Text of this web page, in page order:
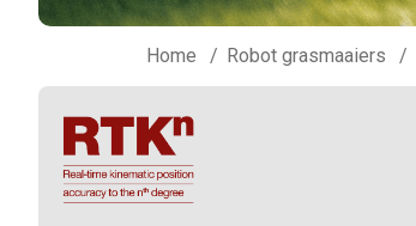
Home Robot grasmaaiers